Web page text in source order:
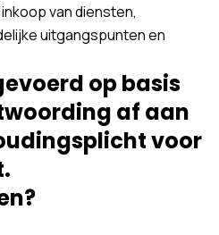
van diensten,
uitgangspunten en
op basis
af aan
voor